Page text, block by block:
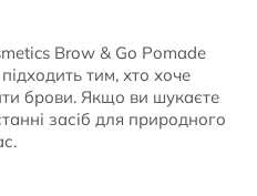
Brow & Go Pomade
тим, хто хоче
брови. Якщо ви шукаєте
засіб для природного